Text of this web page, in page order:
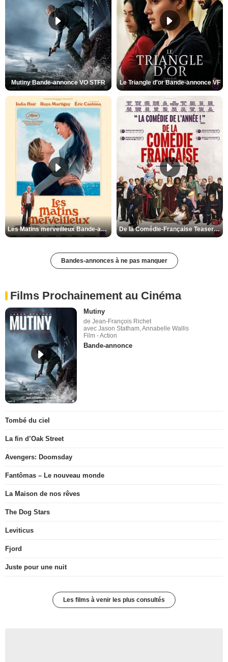
Mutiny Bande-annonce VO STFR Le Triangle d'or Bande-annonce VF
Les Matins merveilleux Bande-annonce VF De la Comédie-Française Teaser VF
Bandes-annonces à ne pas manquer
Films Prochainement au Cinéma
Mutiny
de Jean-François Richet
avec Jason Statham, Annabelle Wallis
Film - Action
Bande-annonce
Tombé du ciel
La fin d’Oak Street
Avengers: Doomsday
Fantômas – Le nouveau monde
La Maison de nos rêves
The Dog Stars
Leviticus
Fjord
Juste pour une nuit
Les films à venir les plus consultés